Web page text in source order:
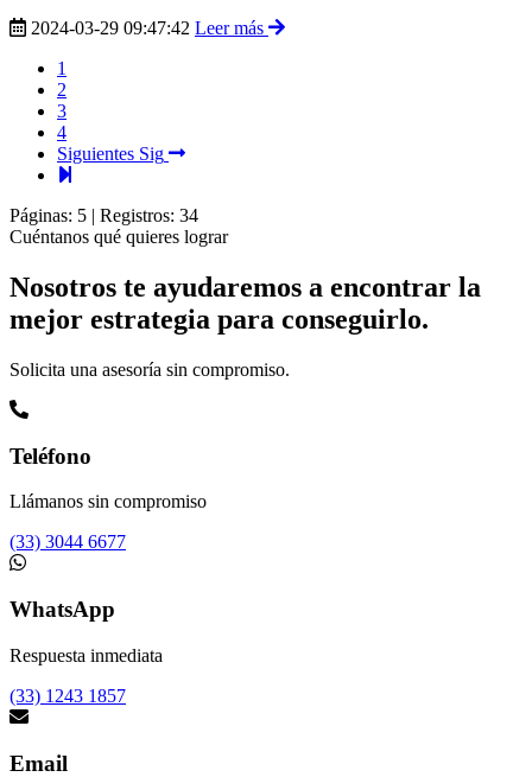
2024-03-29 09:47:42 Leer más
1
2
3
4
Siguientes Sig
Páginas: 5 | Registros: 34
Cuéntanos qué quieres lograr
Nosotros te ayudaremos a encontrar la
mejor estrategia para conseguirlo.
Solicita una asesoría sin compromiso.
Teléfono
Llámanos sin compromiso
(33) 3044 6677
WhatsApp
Respuesta inmediata
(33) 1243 1857
Email